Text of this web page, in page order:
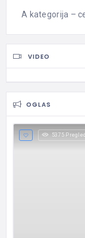
A kategorija –
VIDEO
OGLAS
5375